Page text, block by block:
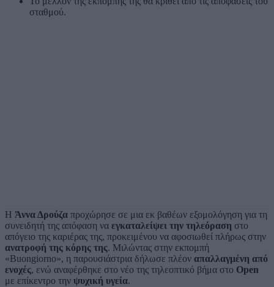
σταθμού.
Η Άννα Δρούζα προχώρησε σε μια εκ βαθέων εξομολόγηση για τη
συνειδητή της απόφαση να εγκαταλείψει την τηλεόραση στο
απόγειο της καριέρας της, προκειμένου να αφοσιωθεί πλήρως στην
ανατροφή της κόρης της. Μιλώντας στην εκπομπή
«Buongiorno», η παρουσιάστρια δήλωσε πλέον απαλλαγμένη από
ενοχές, ενώ αναφέρθηκε στο νέο της τηλεοπτικό βήμα στο Open
με επίκεντρο την ψυχική υγεία.